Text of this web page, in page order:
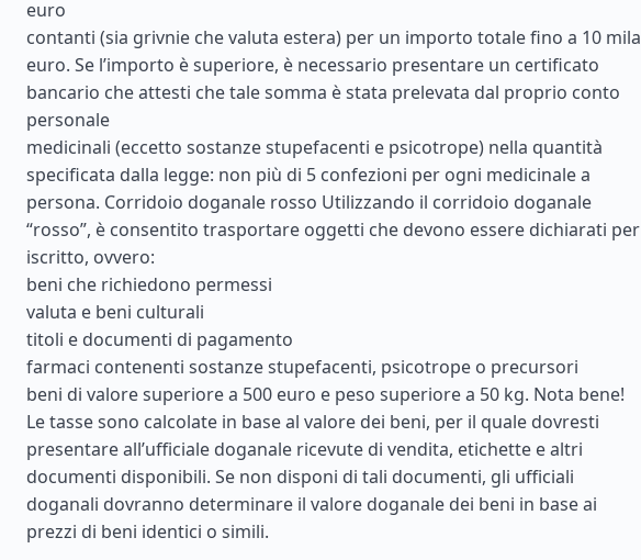
euro
contanti (sia grivnie che valuta estera) per un importo totale fino a 10 mila
euro. Se l’importo è superiore, è necessario presentare un certificato
bancario che attesti che tale somma è stata prelevata dal proprio conto
personale
medicinali (eccetto sostanze stupefacenti e psicotrope) nella quantità
specificata dalla legge: non più di 5 confezioni per ogni medicinale a
persona. Corridoio doganale rosso Utilizzando il corridoio doganale
“rosso”, è consentito trasportare oggetti che devono essere dichiarati per
iscritto, ovvero:
beni che richiedono permessi
valuta e beni culturali
titoli e documenti di pagamento
farmaci contenenti sostanze stupefacenti, psicotrope o precursori
beni di valore superiore a 500 euro e peso superiore a 50 kg. Nota bene!
Le tasse sono calcolate in base al valore dei beni, per il quale dovresti
presentare all’ufficiale doganale ricevute di vendita, etichette e altri
documenti disponibili. Se non disponi di tali documenti, gli ufficiali
doganali dovranno determinare il valore doganale dei beni in base ai
prezzi di beni identici o simili.